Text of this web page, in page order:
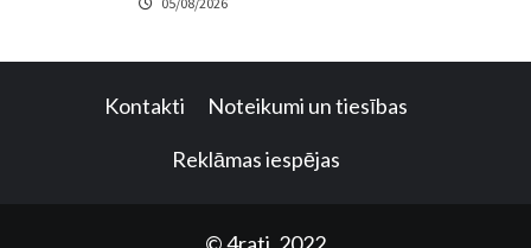
Kontakti Noteikumi un tiesības
Reklāmas iespējas